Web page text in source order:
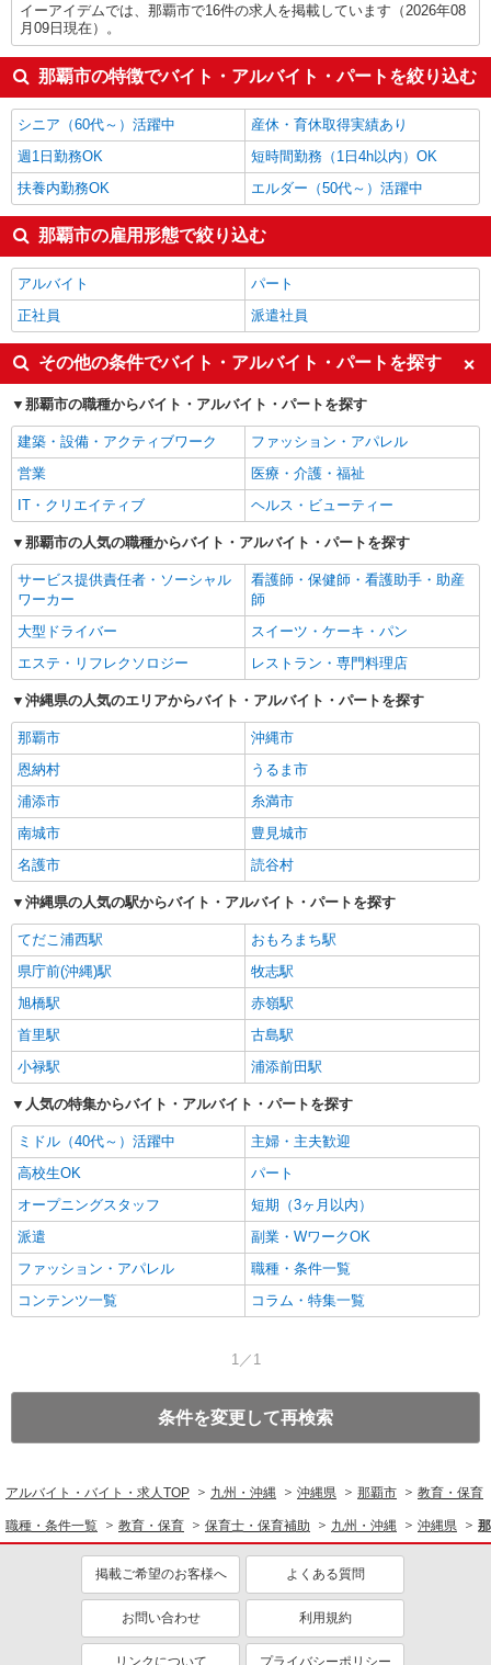
イーアイデムでは、那覇市で16件の求人を掲載しています（2026年08
月09日現在）。
那覇市の特徴でバイト・アルバイト・パートを絞り込む
シニア（60代～）活躍中
産休・育休取得実績あり
週1日勤務OK
短時間勤務（1日4h以内）OK
扶養内勤務OK
エルダー（50代～）活躍中
那覇市の雇用形態で絞り込む
アルバイト
パート
正社員
派遣社員
その他の条件でバイト・アルバイト・パートを探す
那覇市の職種からバイト・アルバイト・パートを探す
建築・設備・アクティブワーク
ファッション・アパレル
営業
医療・介護・福祉
IT・クリエイティブ
ヘルス・ビューティー
那覇市の人気の職種からバイト・アルバイト・パートを探す
サービス提供責任者・ソーシャル
ワーカー
看護師・保健師・看護助手・助産
師
大型ドライバー
スイーツ・ケーキ・パン
エステ・リフレクソロジー
レストラン・専門料理店
沖縄県の人気のエリアからバイト・アルバイト・パートを探す
那覇市
沖縄市
恩納村
うるま市
浦添市
糸満市
南城市
豊見城市
名護市
読谷村
沖縄県の人気の駅からバイト・アルバイト・パートを探す
てだこ浦西駅
おもろまち駅
県庁前(沖縄)駅
牧志駅
旭橋駅
赤嶺駅
首里駅
古島駅
小禄駅
浦添前田駅
人気の特集からバイト・アルバイト・パートを探す
ミドル（40代～）活躍中
主婦・主夫歓迎
高校生OK
パート
オープニングスタッフ
短期（3ヶ月以内）
派遣
副業・WワークOK
ファッション・アパレル
職種・条件一覧
コンテンツ一覧
コラム・特集一覧
1／1
条件を変更して再検索
アルバイト・バイト・求人TOP 九州・沖縄 沖縄県 那覇市 教育・保育
職種・条件一覧 教育・保育 保育士・保育補助 九州・沖縄 沖縄県
掲載ご希望のお客様へ よくある質問
お問い合わせ 利用規約
リンクについて プライバシーポリシー